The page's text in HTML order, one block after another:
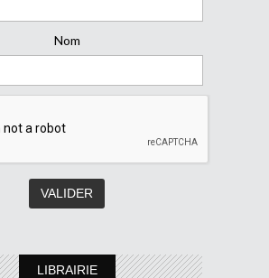
Nom
LIBRAIRIE